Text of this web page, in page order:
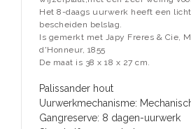
Het 8-daags uurwerk heeft een
bescheiden belslag.
Is gemerkt met Japy Freres & Cie,
d'Honneur, 1855
De maat is 38 x 18 x 27 cm.
Palissander hout
Uurwerkmechanisme: Mechanisch
Gangreserve: 8 dagen-uurwerk
Slag: half uur, een bel